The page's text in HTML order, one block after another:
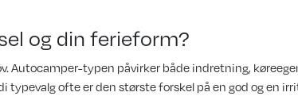
og din ferieform?
Autocamper-typen påvirker både indretning,
ofte er den største forskel på en god og en